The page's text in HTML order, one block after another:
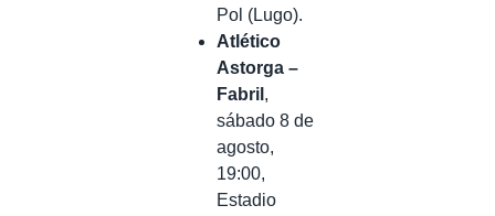
Pol (Lugo).
Atlético
Astorga –
Fabril ,
sábado 8 de
agosto,
19:00,
Estadio